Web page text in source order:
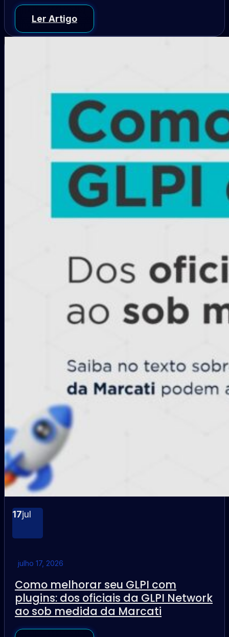
Ler Artigo
17jul
julho 17, 2026
Como melhorar seu GLPI com
plugins: dos oficiais da GLPI Network
ao sob medida da Marcati